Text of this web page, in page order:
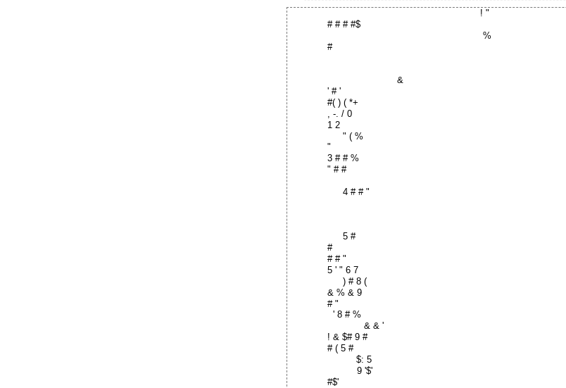
! "
# # # #$
%
#
&
' # '
#( ) ( *+
, -. / 0
1 2
" ( %
"
3 # # %
" # #
4 # # "
5 #
#
# # "
5 ' " 6 7
) # 8 (
& % & 9
# "
' 8 # %
& & '
! & $# 9 #
# ( 5 #
$: 5
9 '$'
#$'